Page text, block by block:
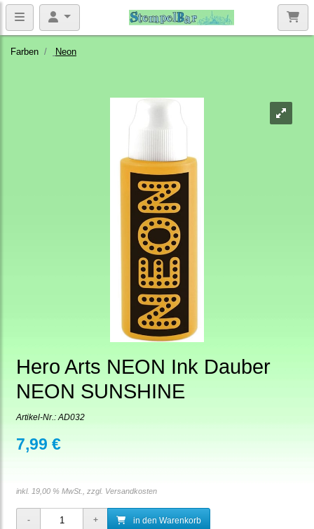
Farben Neon
Hero Arts NEON Ink Dauber
NEON SUNSHINE
Artikel-Nr.: AD032
7,99 €
inkl. 19,00 % MwSt., zzgl. Versandkosten
in den Warenkorb